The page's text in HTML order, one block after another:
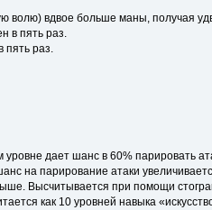
волю) вдвое больше маны, получая
в пять раз.
пять раз.
уровне дает шанс в 60% парировать
на парирование атаки
Высчитывается при помощи
как 10 уровней навыка